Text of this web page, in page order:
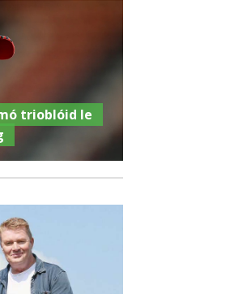
trioblóid le